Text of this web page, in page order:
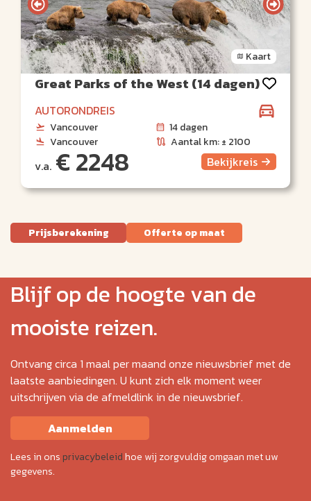
Kaart
Great Parks of the West (14 dagen)
AUTORONDREIS
Vancouver
14 dagen
Vancouver
Aantal km: ± 2100
v.a. € 2248 Bekijkreis
Prijsberekening Offerte op maat
Blijf op de hoogte van de
mooiste reizen.
Ontvang circa 1 maal per maand onze nieuwsbrief met de
laatste aanbiedingen. U kunt zich elk moment weer
uitschrijven via de afmeldlink in de nieuwsbrief.
Aanmelden
Lees in onsprivacybeleidhoe wij zorgvuldig omgaan met uw
gegevens.